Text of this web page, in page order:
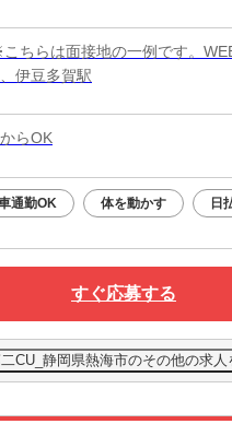
ちらは面接地の一例です。
伊豆多賀駅
らOK
通勤OK 体を動かす 日
すぐ応募する
CU_静岡県熱海市のその他の求人